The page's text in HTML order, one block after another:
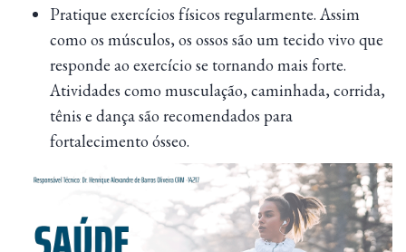
Pratique exercícios físicos regularmente. Assim
como os músculos, os ossos são um tecido vivo que
responde ao exercício se tornando mais forte.
Atividades como musculação, caminhada, corrida,
tênis e dança são recomendados para
fortalecimento ósseo.